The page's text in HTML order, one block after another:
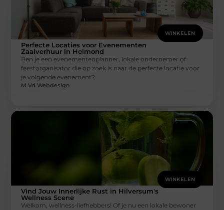
WINKELEN
Perfecte Locaties voor Evenementen
Zaalverhuur in Helmond
Ben je een evenementenplanner, lokale ondernemer of
feestorganisator die op zoek is naar de perfecte locatie voor
je volgende evenement?
M Vd Webdesign
WINKELEN
Vind Jouw Innerlijke Rust in Hilversum's
Wellness Scene
Welkom, wellness-liefhebbers! Of je nu een lokale bewoner